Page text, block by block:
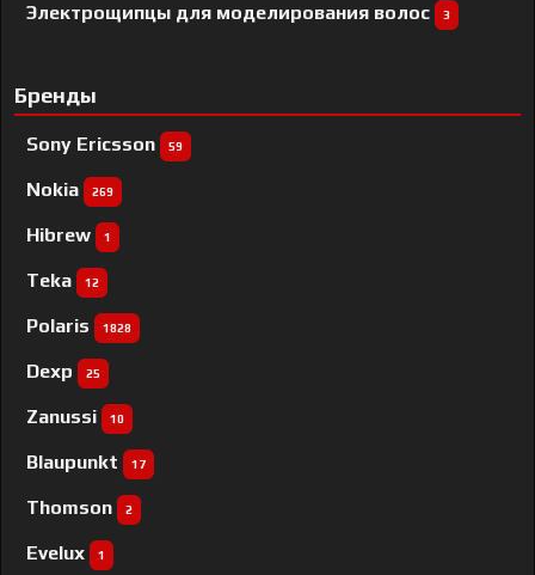
Электрощипцы для моделирования волос 3
Бренды
Sony Ericsson 59
Nokia 269
Hibrew 1
Teka 12
Polaris 1828
Dexp 25
Zanussi 10
Blaupunkt 17
Thomson 2
Evelux 1